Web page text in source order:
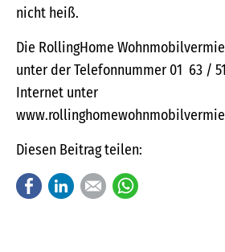
nicht heiß.
Die RollingHome
unter der Telefonnummer 01 63 /
Internet unter
Diesen Beitrag teilen:
FacebookLinkedInE-mail